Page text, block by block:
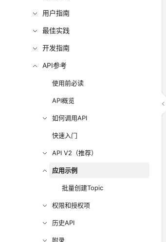
用户指南
最佳实践
开发指南
API参考
使用前必读
API概览
如何调用API
快速入门
API V2（推荐）
应用示例
批量创建Topic
权限和授权项
历史API
附录